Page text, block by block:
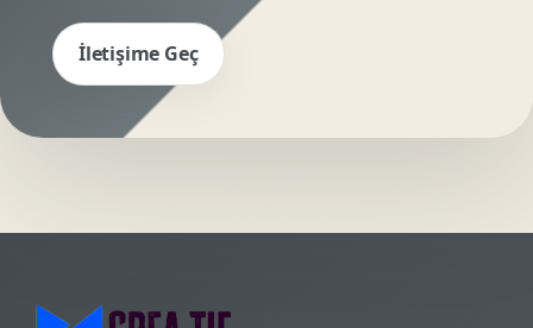
İletişime Geç